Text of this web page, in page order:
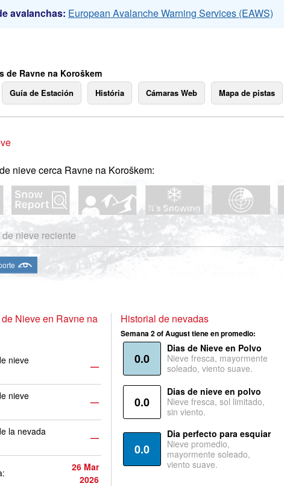
avalanchas: European Avalanche Warning Services (EAWS)
de Ravne na Koroškem
Guía de Estación História Cámaras Web Mapa de pistas
nieve cerca Ravne na Koroškem:
nieve reciente
Nieve en Ravne na
nieve
—
nieve
—
la nevada
—
26 Mar
2026
Historial de nevadas
Semana 2 of August tiene en promedio:
0.0
Dias de Nieve en Polvo
Nieve fresca, mayormente
soleado, viento suave.
0.0
Dias de nieve en polvo
Nieve fresca, sol limitado,
sin viento.
0.0
Dia perfecto para esquiar
Nieve promedio,
mayormente soleado,
viento suave.